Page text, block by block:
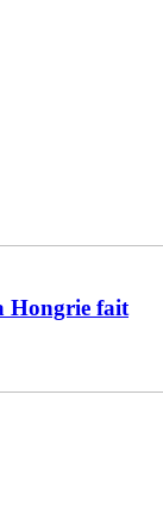
Hongrie fait